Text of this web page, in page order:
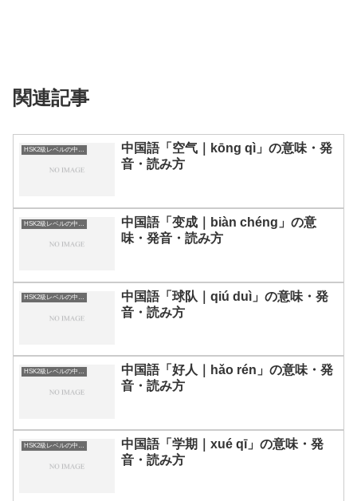
関連記事
中国語「空气｜kōng qì」の意味・発
音・読み方
中国語「变成｜biàn chéng」の意
味・発音・読み方
HSK2級レベルの中国語
中国語「球队｜qiú duì」の意味・発
音・読み方
HSK2級レベルの中国語
中国語「好人｜hǎo rén」の意味・発
音・読み方
HSK2級レベルの中国語
中国語「学期｜xué qī」の意味・発
音・読み方